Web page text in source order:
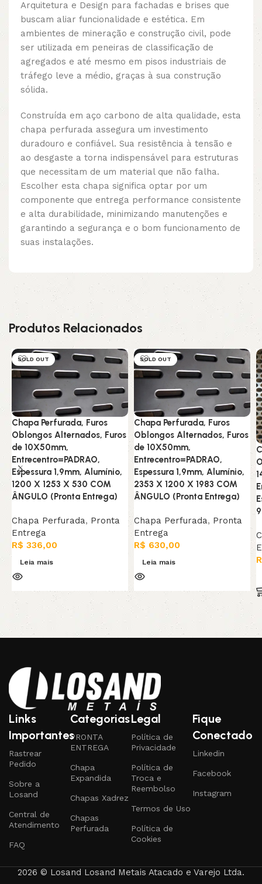
Arquitetura e Design para fachadas e brises que
buscam aliar funcionalidade e estética. Em
ambientes de mineração e construção civil, pode
ser utilizada em peneiras de classificação de
agregados e até mesmo em pisos industriais de
tráfego leve a médio, graças à sua construção
sólida.
Construída em aço carbono de alta qualidade, esta
chapa perfurada assegura um investimento
duradouro e confiável. Sua resistência à tensão e
ao desgaste a torna indispensável para estruturas
que necessitam de um material que não falha.
Escolher esta chapa significa optar por um
componente que entrega performance consistente
e alta durabilidade, minimizando manutenções e
garantindo a segurança e o bom funcionamento de
suas instalações.
Produtos Relacionados
SOLD OUT
Chapa Perfurada, Furos
Oblongos Alternados, Furos
de 10X50mm,
Entrecentro=PADRAO,
Espessura 1,9mm, Alumínio,
1200 X 1253 X 530 COM
ÂNGULO (Pronta Entrega)
Chapa Perfurada, Pronta
Entrega
R$ 336,00
Leia mais
SOLD OUT
Chapa Perfurada, Furos
Oblongos Alternados, Furos
de 10X50mm,
Entrecentro=PADRAO,
Espessura 1,9mm, Alumínio,
2353 X 1200 X 1983 COM
ÂNGULO (Pronta Entrega)
Chapa Perfurada, Pronta
Entrega
R$ 630,00
Leia mais
Links
Importantes
Rastrear
Pedido
Sobre a
Losand
Central de
Atendimento
FAQ
Categorias
PRONTA
ENTREGA
Chapa
Expandida
Chapas Xadrez
Chapas
Perfurada
Legal
Política de
Privacidade
Política de
Troca e
Reembolso
Termos de Uso
Política de
Cookies
Fique
Conectado
Linkedin
Facebook
Instagram
2026 © Losand Losand Metais Atacado e Varejo Ltda.